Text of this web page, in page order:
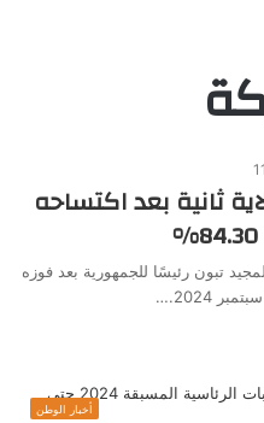
ثانية بعد اكتساحه
تبون رئيسًا للجمهورية بعد فوزه
أخبار الوطن